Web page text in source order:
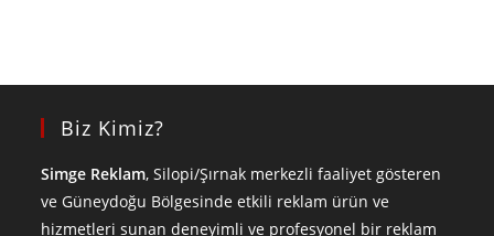
Biz Kimiz?
Simge Reklam, Silopi/Şırnak merkezli faaliyet gösteren
ve Güneydoğu Bölgesinde etkili reklam ürün ve
hizmetleri sunan deneyimli ve profesyonel bir reklam